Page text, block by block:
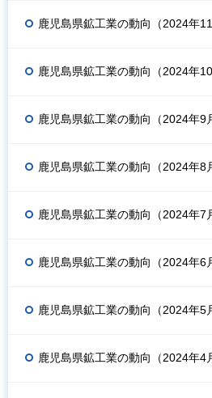
鹿児島県鉱工業の動向（2024年11
鹿児島県鉱工業の動向（2024年10
鹿児島県鉱工業の動向（2024年9
鹿児島県鉱工業の動向（2024年8
鹿児島県鉱工業の動向（2024年7
鹿児島県鉱工業の動向（2024年6
鹿児島県鉱工業の動向（2024年5
鹿児島県鉱工業の動向（2024年4